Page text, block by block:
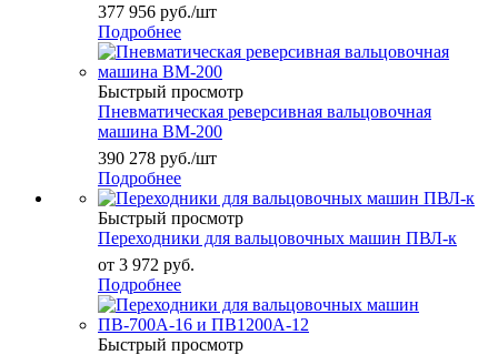
377 956 руб./шт
Подробнее
Быстрый просмотр
Пневматическая реверсивная вальцовочная
машина ВМ-200
390 278 руб./шт
Подробнее
Быстрый просмотр
Переходники для вальцовочных машин ПВЛ-к
от 3 972 руб.
Подробнее
Быстрый просмотр